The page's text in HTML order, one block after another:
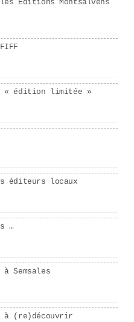
Éditions Montsalvens
« édition limitée »
éditeurs locaux
…
Semsales
(re)découvrir